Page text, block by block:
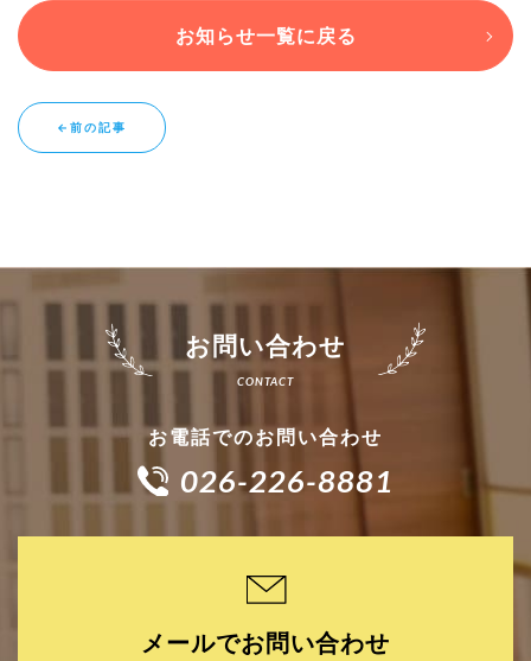
お部屋探し専用LINEはこちら
お知らせ一覧に戻る
←前の記事
お問い合わせ
お電話でのお問い合わせ
026-226-8881
メールでお問い合わせ